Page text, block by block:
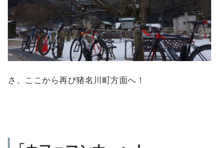
さ、ここから再び猪名川町方面へ！